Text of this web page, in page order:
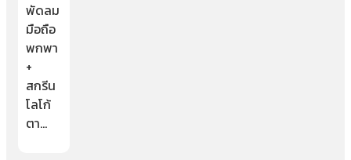
พัดลม
มือถือ
พกพา
+
สกรีน
โลโก้
ตา…